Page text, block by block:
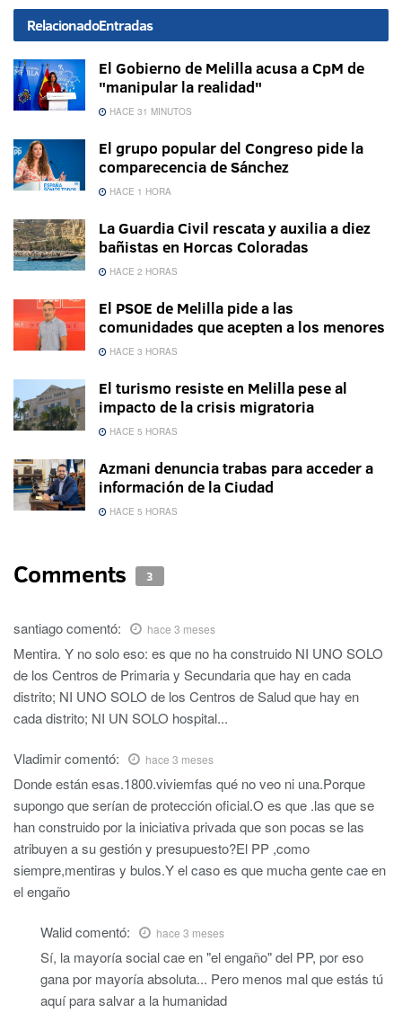
RelacionadoEntradas
El Gobierno de Melilla acusa a CpM de
"manipular la realidad"
HACE 31 MINUTOS
El grupo popular del Congreso pide la
comparecencia de Sánchez
HACE 1 HORA
La Guardia Civil rescata y auxilia a diez
bañistas en Horcas Coloradas
HACE 2 HORAS
El PSOE de Melilla pide a las
comunidades que acepten a los menores
HACE 3 HORAS
El turismo resiste en Melilla pese al
impacto de la crisis migratoria
HACE 5 HORAS
Azmani denuncia trabas para acceder a
información de la Ciudad
HACE 5 HORAS
Comments 3
santiagocomentó: hace 3 meses
Mentira. Y no solo eso: es que no ha construido NI UNO SOLO
de los Centros de Primaria y Secundaria que hay en cada
distrito; NI UNO SOLO de los Centros de Salud que hay en
cada distrito; NI UN SOLO hospital...
Vladimircomentó: hace 3 meses
Donde están esas.1800.viviemfas qué no veo ni una.Porque
supongo que serían de protección oficial.O es que .las que se
han construido por la iniciativa privada que son pocas se las
atribuyen a su gestión y presupuesto?El PP ,como
siempre,mentiras y bulos.Y el caso es que mucha gente cae en
el engaño
Walidcomentó: hace 3 meses
Sí, la mayoría social cae en "el engaño" del PP, por eso
gana por mayoría absoluta... Pero menos mal que estás tú
aquí para salvar a la humanidad